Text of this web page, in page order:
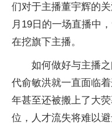
们对于主播董宇辉的
月19日的一场直播中
在挖旗下主播。
如何做好与主播
代俞敏洪就一直面临
年甚至还被搬上了大
位，人才流失将难以避